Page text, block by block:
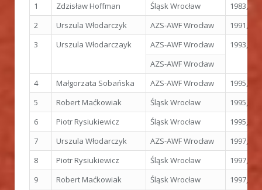
1
Zdzisław Hoffman Śląsk Wrocław
1983,
2
Urszula Włodarczyk AZS-AWF Wrocław
1991,
3
Urszula Włodarczayk AZS-AWF Wrocław
1993,
AZS-AWF Wrocław
4
Małgorzata Sobańska AZS-AWF Wrocław
1995,
5
Robert Maćkowiak Śląsk Wrocław
1995,
6
Piotr Rysiukiewicz Śląsk Wrocław
1995,
7
Urszula Włodarczyk AZS-AWF Wrocław
1997,
8
Piotr Rysiukiewicz Śląsk Wrocław
1997,
9
Robert Maćkowiak Śląsk Wrocław
1997,